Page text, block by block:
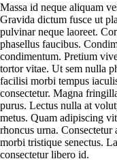
Massa id neque aliquam
Gravida dictum fusce ut
pulvinar neque laoreet.
phasellus faucibus.
condimentum. Pretium
tortor vitae. Ut sem nulla
facilisi morbi tempus
consectetur. Magna
purus. Lectus nulla at
metus. Quam adipiscing
rhoncus urna.
morbi tristique senectus.
consectetur libero id.